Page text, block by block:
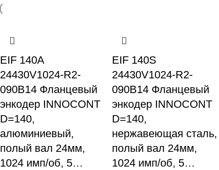
EIF 140A
24430V1024-R2-
090B14 Фланцевый
энкодер INNOCONT
D=140,
алюминиевый,
полый вал 24мм,
1024 имп/об, 5…
EIF 140S
24430V1024-R2-
090B14 Фланцевый
энкодер INNOCONT
D=140,
нержавеющая сталь,
полый вал 24мм,
1024 имп/об, 5…